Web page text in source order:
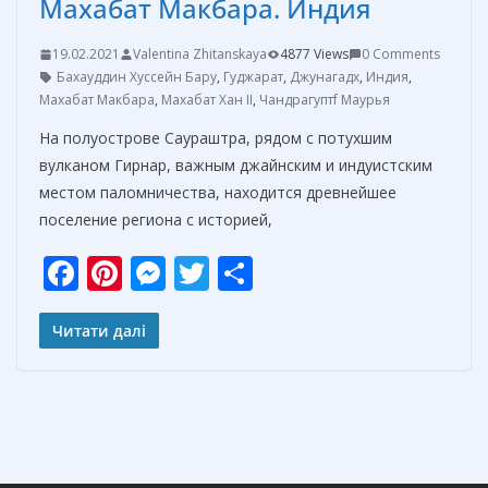
Махабат Макбара. Индия
19.02.2021 Valentina Zhitanskaya 4877 Views
0 Comments
Бахауддин Хуссейн Бару, Гуджарат, Джунагадх, Индия,
Махабат Макбара, Махабат Хан II, Чандрагуптf Маурья
На полуострове Саураштра, рядом с потухшим
вулканом Гирнар, важным джайнским и индуистским
местом паломничества, находится древнейшее
поселение региона с историей,
F
ac
e
Pi
nt
er
M T
Читати далі